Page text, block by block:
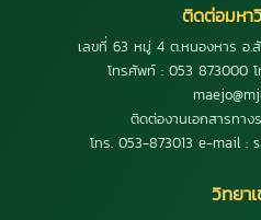
ติดต่อมหา
เลขที่ 63 หมู่ 4 ต.หนองหาร อ.
โทรศัพท์ : 053 873000
ติดต่องานเอกสารทา
โทร. 053-873013 e-mail :
วิทยา